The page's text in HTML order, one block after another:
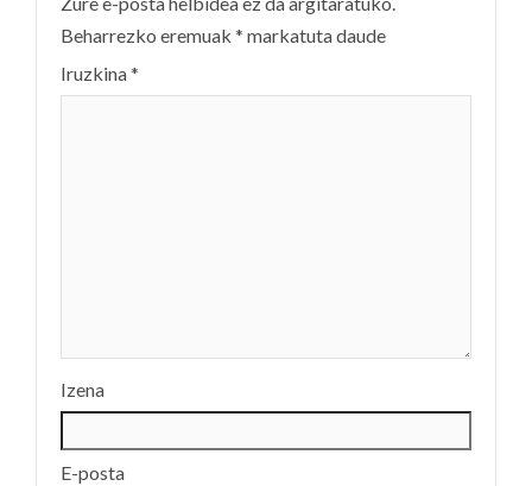
Beharrezko eremuak * markatuta daude
Iruzkina*
Izena
E-posta